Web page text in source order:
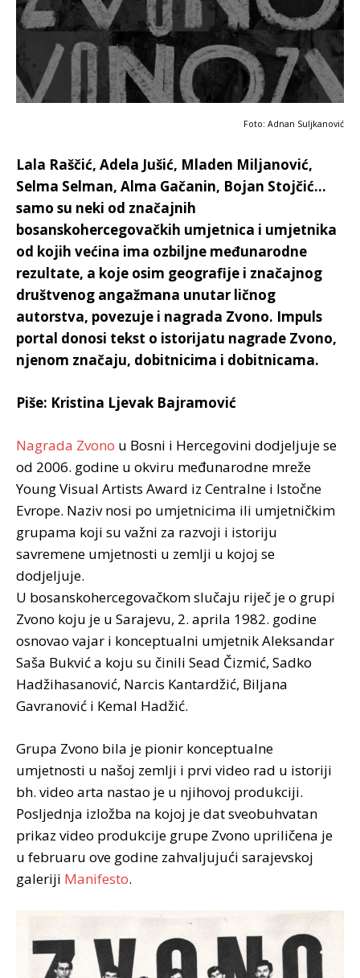
Foto: Adnan Suljkanović
Lala Raščić, Adela Jušić, Mladen Miljanović,
Selma Selman, Alma Gačanin, Bojan Stojčić…
samo su neki od značajnih
bosanskohercegovačkih umjetnica i umjetnika
od kojih većina ima ozbiljne međunarodne
rezultate, a koje osim geografije i značajnog
društvenog angažmana unutar ličnog
autorstva, povezuje i nagrada Zvono. Impuls
portal donosi tekst o istorijatu nagrade Zvono,
njenom značaju, dobitnicima i dobitnicama.
Piše: Kristina Ljevak Bajramović
Nagrada Zvono u Bosni i Hercegovini dodjeljuje se
od 2006. godine u okviru međunarodne mreže
Young Visual Artists Award iz Centralne i Istočne
Evrope. Naziv nosi po umjetnicima ili umjetničkim
grupama koji su važni za razvoji i istoriju
savremene umjetnosti u zemlji u kojoj se
dodjeljuje.
U bosanskohercegovačkom slučaju riječ je o grupi
Zvono koju je u Sarajevu, 2. aprila 1982. godine
osnovao vajar i konceptualni umjetnik Aleksandar
Saša Bukvić a koju su činili Sead Čizmić, Sadko
Hadžihasanović, Narcis Kantardžić, Biljana
Gavranović i Kemal Hadžić.
Grupa Zvono bila je pionir konceptualne
umjetnosti u našoj zemlji i prvi video rad u istoriji
bh. video arta nastao je u njihovoj produkciji.
Posljednja izložba na kojoj je dat sveobuhvatan
prikaz video produkcije grupe Zvono upriličena je
u februaru ove godine zahvaljujući sarajevskoj
galeriji Manifesto.